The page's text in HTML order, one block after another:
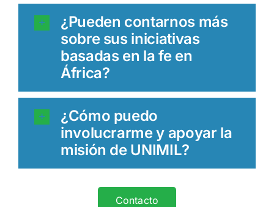
¿Pueden contarnos más
sobre sus iniciativas
basadas en la fe en
África?
¿Cómo puedo
involucrarme y apoyar la
misión de UNIMIL?
Contacto